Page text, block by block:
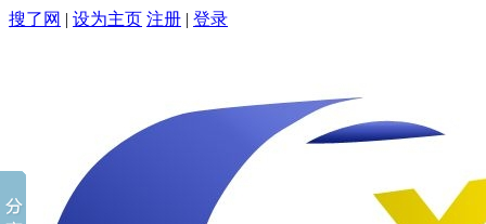
搜了网 | 设为主页 注册 | 登录